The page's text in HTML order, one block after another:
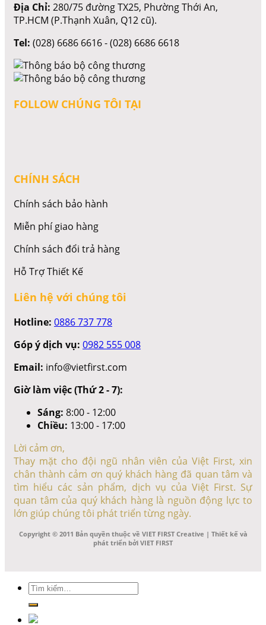
Địa Chỉ: 280/75 đường TX25, Phường Thới An,
TP.HCM (P.Thạnh Xuân, Q12 cũ).
Tel: (028) 6686 6616 - (028) 6686 6618
FOLLOW CHÚNG TÔI TẠI
CHÍNH SÁCH
Chính sách bảo hành
Miễn phí giao hàng
Chính sách đổi trả hàng
Hỗ Trợ Thiết Kế
Liên hệ với chúng tôi
Hotline: 0886 737 778
Góp ý dịch vụ: 0982 555 008
Email: info@vietfirst.com
Giờ làm việc (Thứ 2 - 7):
Sáng: 8:00 - 12:00
Chiều: 13:00 - 17:00
Lời cảm ơn,
Thay mặt cho đội ngũ nhân viên của Việt First, xin
chân thành cảm ơn quý khách hàng đã quan tâm và
tìm hiểu các sản phẩm, dịch vụ của Việt First. Sự
quan tâm của quý khách hàng là nguồn động lực to
lớn giúp chúng tôi phát triển từng ngày.
Copyright © 2011 Bản quyền thuộc về VIET FIRST Creative | Thiết kế và
phát triển bởi VIET FIRST
Tìm
kiếm: